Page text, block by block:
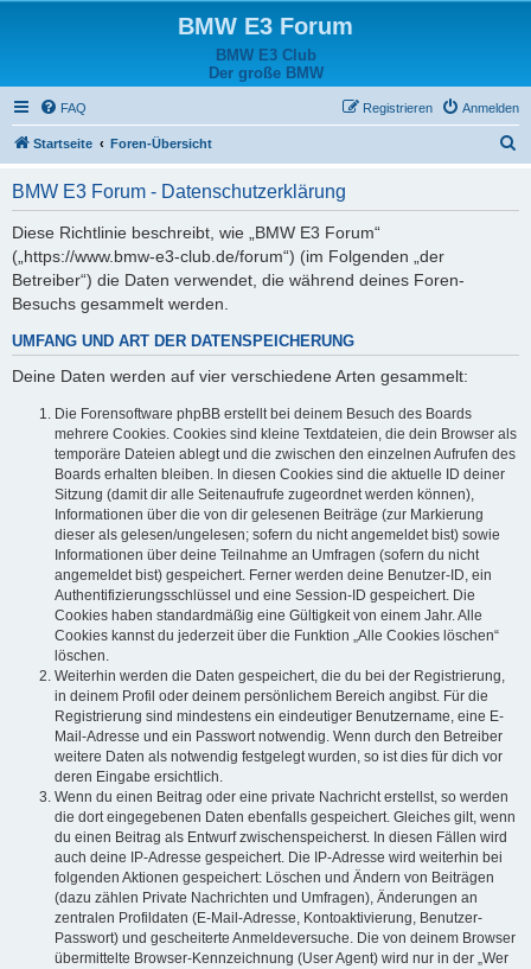
BMW E3 Forum
BMW E3 Club
Der große BMW
FAQ Anmelden
Registrieren
Startseite Foren-Übersicht
BMW E3 Forum - Datenschutzerklärung
Diese Richtlinie beschreibt, wie „BMW E3 Forum“
(„https://www.bmw-e3-club.de/forum“) (im Folgenden „der
Betreiber“) die Daten verwendet, die während deines Foren-
Besuchs gesammelt werden.
UMFANG UND ART DER DATENSPEICHERUNG
Deine Daten werden auf vier verschiedene Arten gesammelt:
Die Forensoftware phpBB erstellt bei deinem Besuch des Boards
mehrere Cookies. Cookies sind kleine Textdateien, die dein Browser als
temporäre Dateien ablegt und die zwischen den einzelnen Aufrufen des
Boards erhalten bleiben. In diesen Cookies sind die aktuelle ID deiner
Sitzung (damit dir alle Seitenaufrufe zugeordnet werden können),
Informationen über die von dir gelesenen Beiträge (zur Markierung
dieser als gelesen/ungelesen; sofern du nicht angemeldet bist) sowie
Informationen über deine Teilnahme an Umfragen (sofern du nicht
angemeldet bist) gespeichert. Ferner werden deine Benutzer-ID, ein
Authentifizierungsschlüssel und eine Session-ID gespeichert. Die
Cookies haben standardmäßig eine Gültigkeit von einem Jahr. Alle
Cookies kannst du jederzeit über die Funktion „Alle Cookies löschen“
löschen.
Weiterhin werden die Daten gespeichert, die du bei der Registrierung,
in deinem Profil oder deinem persönlichem Bereich angibst. Für die
Registrierung sind mindestens ein eindeutiger Benutzername, eine E-
Mail-Adresse und ein Passwort notwendig. Wenn durch den Betreiber
weitere Daten als notwendig festgelegt wurden, so ist dies für dich vor
deren Eingabe ersichtlich.
Wenn du einen Beitrag oder eine private Nachricht erstellst, so werden
die dort eingegebenen Daten ebenfalls gespeichert. Gleiches gilt, wenn
du einen Beitrag als Entwurf zwischenspeicherst. In diesen Fällen wird
auch deine IP-Adresse gespeichert. Die IP-Adresse wird weiterhin bei
folgenden Aktionen gespeichert: Löschen und Ändern von Beiträgen
(dazu zählen Private Nachrichten und Umfragen), Änderungen an
zentralen Profildaten (E-Mail-Adresse, Kontoaktivierung, Benutzer-
Passwort) und gescheiterte Anmeldeversuche. Die von deinem Browser
übermittelte Browser-Kennzeichnung (User Agent) wird nur in der „Wer